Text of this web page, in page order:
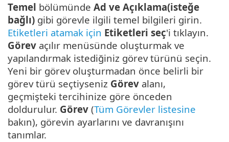
Temel bölümünde Ad ve Açıklama(isteğe
bağlı) gibi görevle ilgili temel bilgileri girin.
Etiketleri atamak için Etiketleri seç'i tıklayın.
Görev açılır menüsünde oluşturmak ve
yapılandırmak istediğiniz görev türünü seçin.
Yeni bir görev oluşturmadan önce belirli bir
görev türü seçtiyseniz Görev alanı,
geçmişteki tercihinize göre önceden
doldurulur. Görev (Tüm Görevler listesine
bakın), görevin ayarlarını ve davranışını
tanımlar.